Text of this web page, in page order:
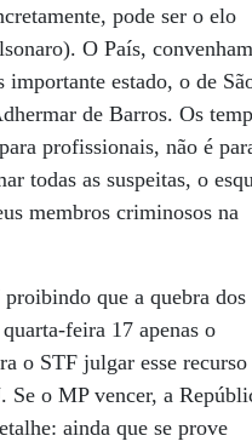
pode ser o elo
O País,
estado, o de
de Barros. Os
profissionais, não é
todas as suspeitas, o
membros criminosos na
que a quebra dos
feira 17 apenas o
o STF julgar esse recurso
Se o MP vencer, a
ainda que se prove